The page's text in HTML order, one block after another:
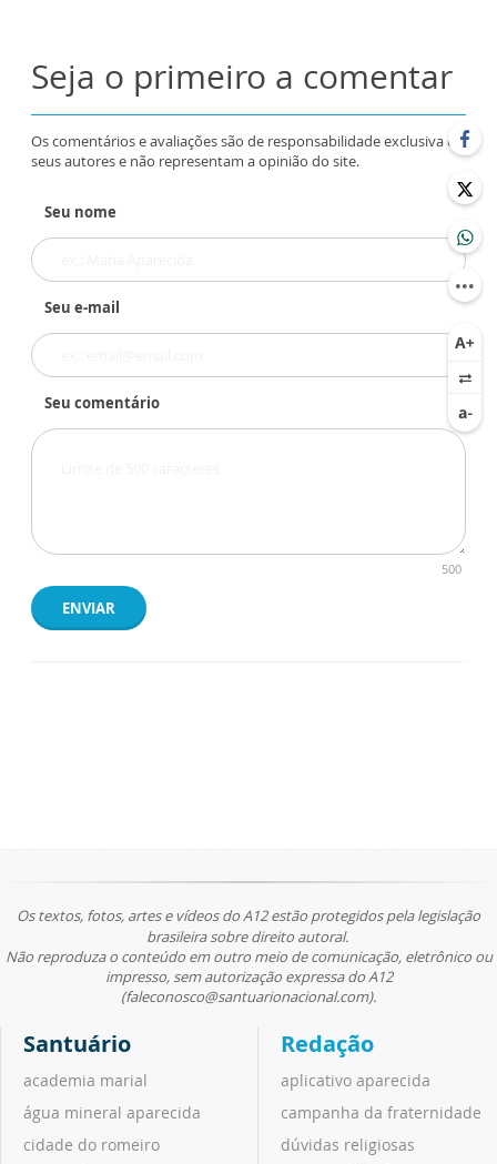
Seja o primeiro a comentar
Os comentários e avaliações são de responsabilidade exclusiva de
seus autores e não representam a opinião do site.
Seu nome
Seu e-mail
Seu comentário
500
ENVIAR
Os textos, fotos, artes e vídeos do A12 estão protegidos pela legislação
brasileira sobre direito autoral.
Não reproduza o conteúdo em outro meio de comunicação, eletrônico ou
impresso, sem autorização expressa do A12
(faleconosco@santuarionacional.com).
Santuário
academia marial
água mineral aparecida
cidade do romeiro
Redação
aplicativo aparecida
campanha da fraternidade
dúvidas religiosas